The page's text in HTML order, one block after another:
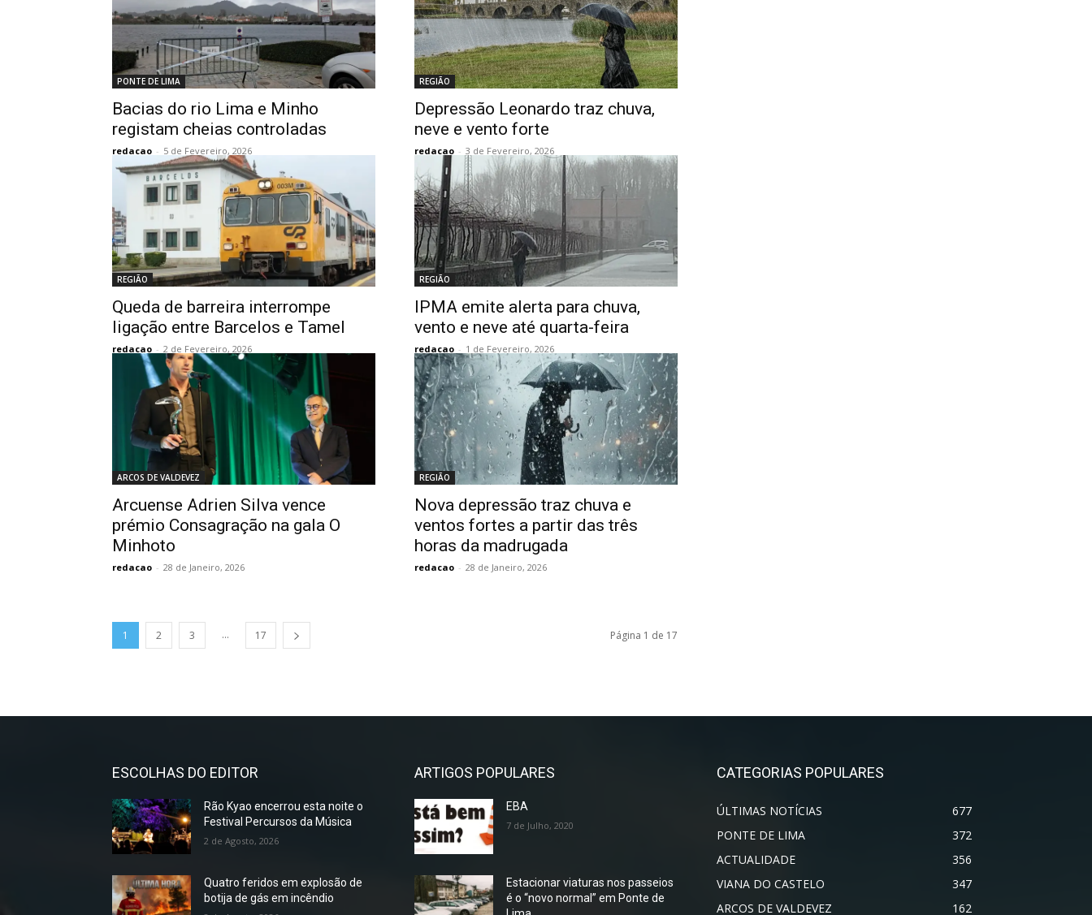
PONTE DE LIMA
Bacias do rio Lima e Minho
registam cheias controladas
redacao - 5 de Fevereiro, 2026
REGIÃO
Depressão Leonardo traz chuva,
neve e vento forte
redacao - 3 de Fevereiro, 2026
REGIÃO
Queda de barreira interrompe
ligação entre Barcelos e Tamel
redacao - 2 de Fevereiro, 2026
REGIÃO
IPMA emite alerta para chuva,
vento e neve até quarta-feira
redacao - 1 de Fevereiro, 2026
ARCOS DE VALDEVEZ
Arcuense Adrien Silva vence
prémio Consagração na gala O
Minhoto
redacao - 28 de Janeiro, 2026
REGIÃO
Nova depressão traz chuva e
ventos fortes a partir das três
horas da madrugada
redacao - 28 de Janeiro, 2026
1 2 3 ... 17 Página 1 de 17
ESCOLHAS DO EDITOR
Rão Kyao encerrou esta noite o
Festival Percursos da Música
2 de Agosto, 2026
Quatro feridos em explosão de
botija de gás em incêndio
ARTIGOS POPULARES
EBA
7 de Julho, 2020
Estacionar viaturas nos passeios
é o “novo normal” em Ponte de
CATEGORIAS POPULARES
ÚLTIMAS NOTÍCIAS
677
PONTE DE LIMA
372
ACTUALIDADE
356
VIANA DO CASTELO
347
ARCOS DE VALDEVEZ
162